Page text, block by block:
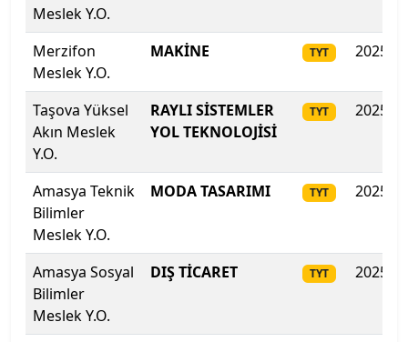
Kütahya Sağlık Bilimleri Üniversitesi
Lefke Avrupa Üniversitesi
Lokman Hekim Üniversitesi
Malatya Turgut Özal Üniversitesi
Maltepe Üniversitesi
Manisa Celâl Bayar Üniversitesi
Mardin Artuklu Üniversitesi
Marmara Üniversitesi
Meslek Y.O.
Merzifon
Meslek Y.O.
MAKİNE TYT 2025
Taşova Yüksel
Akın Meslek
Y.O.
RAYLI SİSTEMLER
YOL TEKNOLOJİSİ
TYT 2025
Amasya Teknik
Bilimler
Meslek Y.O.
MODA TASARIMI TYT 2025
Amasya Sosyal
Bilimler
Meslek Y.O.
DIŞ TİCARET TYT 2025